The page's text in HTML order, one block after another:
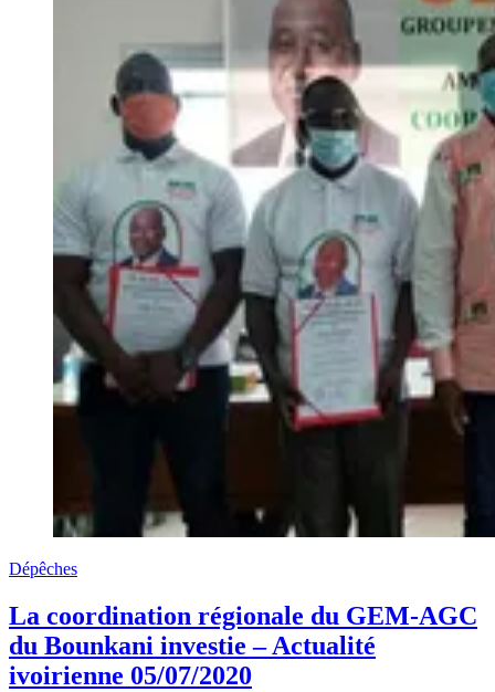
Dépêches
La coordination régionale du GEM-AGC
du Bounkani investie – Actualité
ivoirienne 05/07/2020